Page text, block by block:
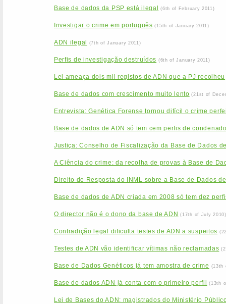
Base de dados da PSP está ilegal (6th of February 2011)
Investigar o crime em português (15th of January 2011)
ADN ilegal (7th of January 2011)
Perfis de investigação destruídos (6th of January 2011)
Lei ameaça dois mil registos de ADN que a PJ recolheu
Base de dados com crescimento muito lento (21st of
Entrevista: Genética Forense tornou difícil o crime
Base de dados de ADN só tem cem perfis de
Justiça: Conselho de Fiscalização da Base de Dados
A Ciência do crime: da recolha de provas à Base de
Direito de Resposta do INML sobre a Base de Dados
Base de dados de ADN criada em 2008 só tem dez
O director não é o dono da base de ADN (17th of July 2010)
Contradição legal dificulta testes de ADN a suspeitos
Testes de ADN vão identificar vítimas não reclamadas
Base de Dados Genéticos já tem amostra de crime (13th
Base de dados ADN já conta com o primeiro perfil (13th
Lei de Bases do ADN: magistrados do Ministério